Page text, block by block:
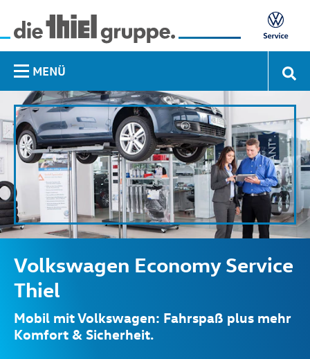
MENÜ
Volkswagen Economy Service
Thiel
Mobil mit Volkswagen: Fahrspaß plus mehr
Komfort & Sicherheit.